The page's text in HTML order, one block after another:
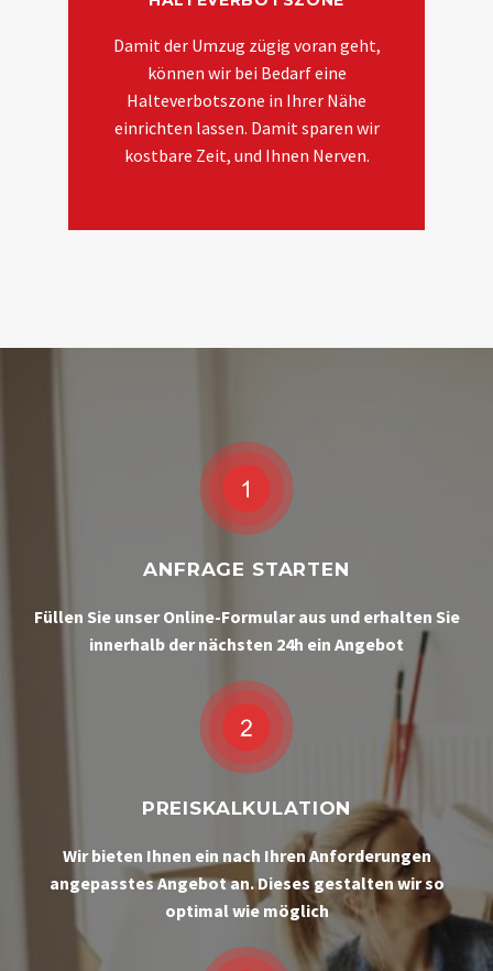
Damit der Umzug zügig voran geht,
können wir bei Bedarf eine
Halteverbotszone in Ihrer Nähe
einrichten lassen. Damit sparen wir
kostbare Zeit, und Ihnen Nerven.
ANFRAGE STARTEN
Füllen Sie unser Online-Formular aus und erhalten Sie
innerhalb der nächsten 24h ein Angebot
PREISKALKULATION
Wir bieten Ihnen ein nach Ihren Anforderungen
angepasstes Angebot an. Dieses gestalten wir so
optimal wie möglich